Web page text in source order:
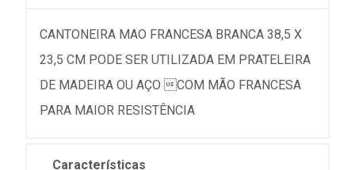
CANTONEIRA MAO FRANCESA BRANCA 38,5 X
23,5 CM PODE SER UTILIZADA EM PRATELEIRA
DE MADEIRA OU AÇO COM MÃO FRANCESA
PARA MAIOR RESISTÊNCIA
Características